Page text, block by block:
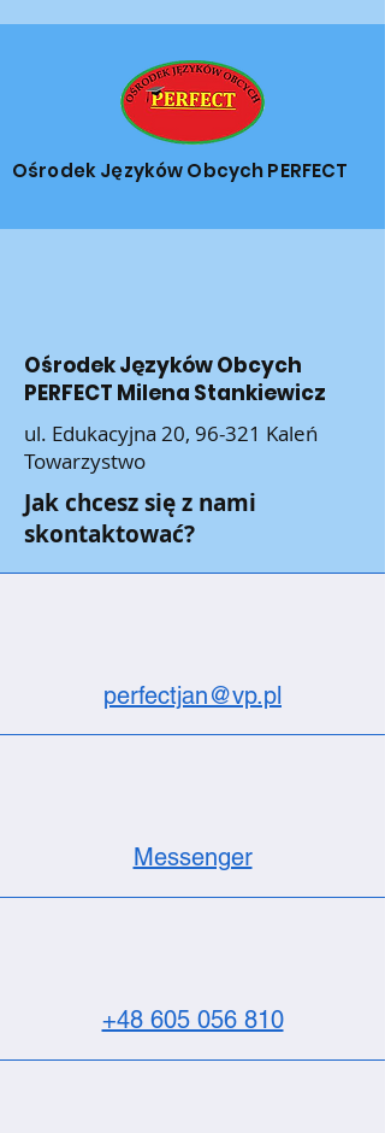
Ośrodek Języków Obcych PERFECT
Ośrodek Języków Obcych
PERFECT Milena Stankiewicz
ul. Edukacyjna 20, 96-321 Kaleń
Towarzystwo
Jak chcesz się z nami
skontaktować?
perfectjan@vp.pl
Messenger
+48 605 056 810